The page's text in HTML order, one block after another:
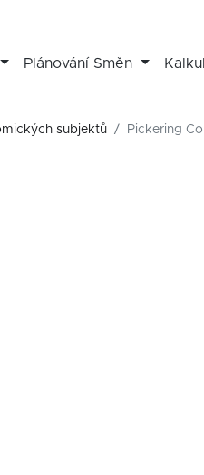
Plánování Směn
subjektů Pickering